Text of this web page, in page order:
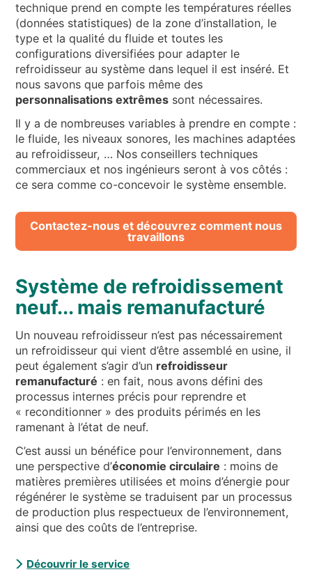
technique prend en compte les températures réelles
(données statistiques) de la zone d’installation, le
type et la qualité du fluide et toutes les
configurations diversifiées pour adapter le
refroidisseur au système dans lequel il est inséré. Et
nous savons que parfois même des
personnalisations extrêmes sont nécessaires.
Il y a de nombreuses variables à prendre en compte :
le fluide, les niveaux sonores, les machines adaptées
au refroidisseur, … Nos conseillers techniques
commerciaux et nos ingénieurs seront à vos côtés :
ce sera comme co-concevoir le système ensemble.
Contactez-nous et découvrez comment nous
travaillons
Système de refroidissement
neuf... mais remanufacturé
Un nouveau refroidisseur n’est pas nécessairement
un refroidisseur qui vient d’être assemblé en usine, il
peut également s’agir d’un refroidisseur
remanufacturé : en fait, nous avons défini des
processus internes précis pour reprendre et
« reconditionner » des produits périmés en les
ramenant à l’état de neuf.
C’est aussi un bénéfice pour l’environnement, dans
une perspective d’économie circulaire : moins de
matières premières utilisées et moins d’énergie pour
régénérer le système se traduisent par un processus
de production plus respectueux de l’environnement,
ainsi que des coûts de l’entreprise.
Découvrir le service